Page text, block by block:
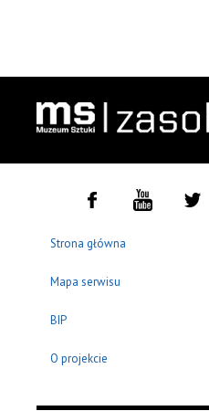
Strona główna
Mapa serwisu
BIP
O projekcie